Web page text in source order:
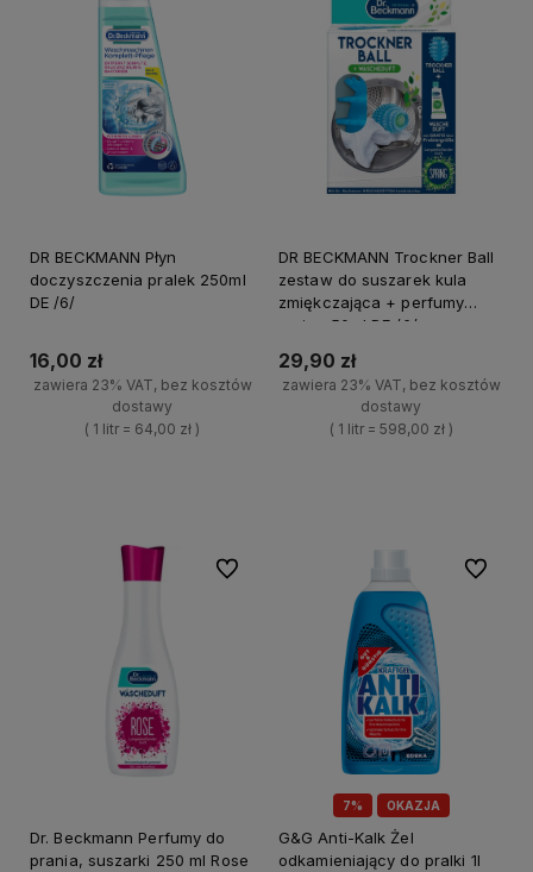
DR BECKMANN Płyn
doczyszczenia pralek 250ml
DE /6/
16,00 zł
zawiera 23% VAT, bez kosztów
dostawy
( 1 litr = 64,00 zł )
DR BECKMANN Trockner Ball
zestaw do suszarek kula
zmiękczająca + perfumy
spring 50ml DE /6/
29,90 zł
zawiera 23% VAT, bez kosztów
dostawy
( 1 litr = 598,00 zł )
Dr. Beckmann Perfumy do
prania, suszarki 250 ml Rose
Do ulubionych
7% OKAZJA
G&G Anti-Kalk Żel
odkamieniający do pralki 1l
Do